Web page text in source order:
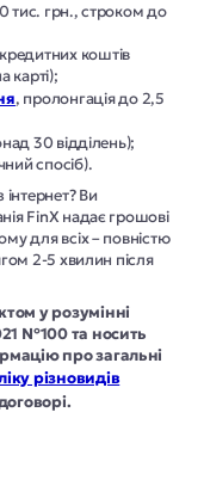
тис. грн., строком до
коштів
карті);
, пролонгація до 2,5
30 відділень);
спосіб).
Ви
FinX надає грошові
для всіх – повністю
2-5 хвилин після
у розумінні
№100 та носить
про загальні
різновидів